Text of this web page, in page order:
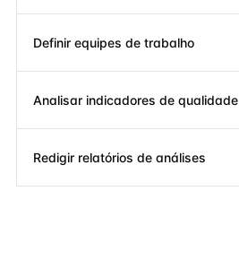
Definir equipes de trabalho
Analisar indicadores de qualidade
Redigir relatórios de análises